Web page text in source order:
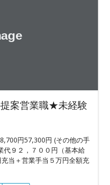
提案営業職★未経験
円57,300円 (その他の手
代９２，７００円（基本給
当＋営業手当５万円全額充